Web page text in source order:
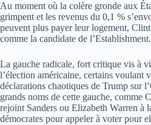
Au moment où la colère gronde aux
grimpent et les revenus du 0,1 %
peuvent plus payer leur logement,
comme la candidate de l’Establishment.
La gauche radicale, fort critique vis à
l’élection américaine, certains voulant
déclarations chaotiques de Trump sur
grands noms de cette gauche, comme
rejoint Sanders ou Elizabeth Warren à
démocrates pour appeler à voter pour